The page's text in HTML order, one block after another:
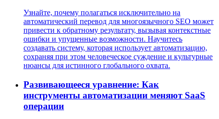
Узнайте, почему полагаться исключительно на
автоматический перевод для многоязычного SEO может
привести к обратному результату, вызывая контекстные
ошибки и упущенные возможности. Научитесь
создавать систему, которая использует автоматизацию,
сохраняя при этом человеческое суждение и культурные
нюансы для истинного глобального охвата.
Развивающееся уравнение: Как
инструменты автоматизации меняют SaaS
операции